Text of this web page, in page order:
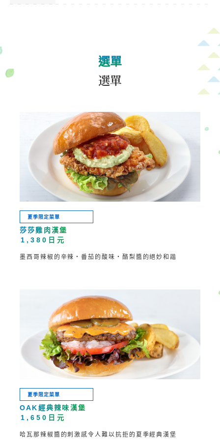
選單
選單
夏季限定菜單
莎莎雞肉漢堡
1,380日元
墨西哥辣椒的辛辣・番茄的酸味・酪梨醬的絕妙和諧
夏季限定菜單
OAK經典辣味漢堡
1,650日元
哈瓦那辣椒醬的刺激感令人難以抗拒的夏季經典漢堡